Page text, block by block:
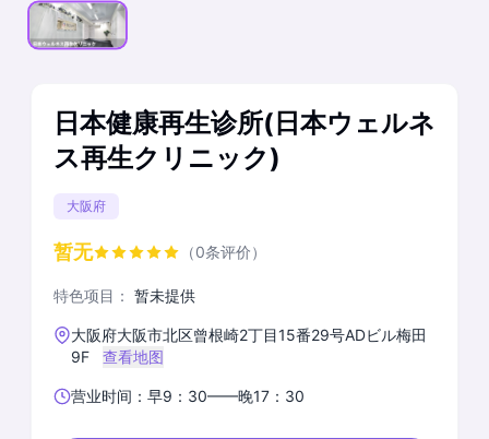
日本健康再生诊所(日本ウェルネ
ス再生クリニック)
大阪府
暂无 （0条评价）
特色项目： 暂未提供
大阪府大阪市北区曾根崎2丁目15番29号ADビル梅田
9F
查看地图
营业时间：早9：30——晚17：30